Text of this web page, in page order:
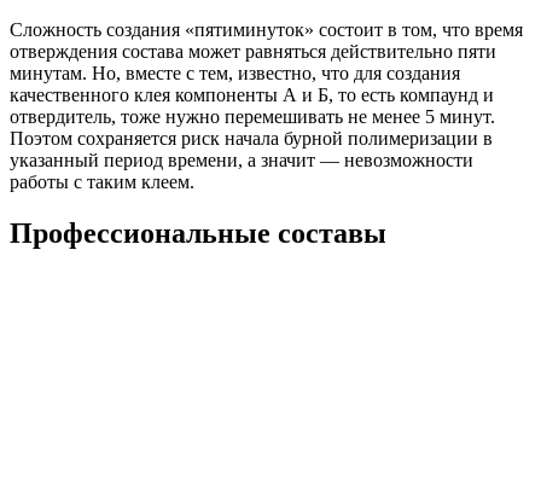
Сложность создания «пятиминуток» состоит в том, что время
отверждения состава может равняться действительно пяти
минутам. Но, вместе с тем, известно, что для создания
качественного клея компоненты А и Б, то есть компаунд и
отвердитель, тоже нужно перемешивать не менее 5 минут.
Поэтом сохраняется риск начала бурной полимеризации в
указанный период времени, а значит — невозможности
работы с таким клеем.
Профессиональные составы